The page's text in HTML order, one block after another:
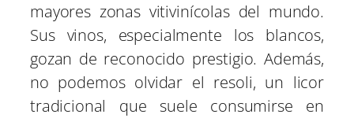
mayores zonas vitivinícolas del mundo.
Sus vinos, especialmente los blancos,
gozan de reconocido prestigio. Además,
no podemos olvidar el resoli, un licor
tradicional que suele consumirse en